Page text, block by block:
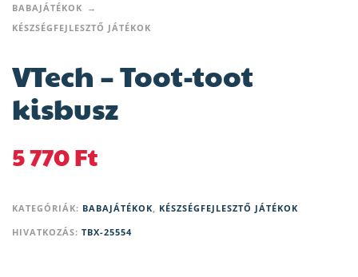
BABAJÁTÉKOK
KÉSZSÉGFEJLESZTŐ JÁTÉKOK
VTech – Toot-toot
kisbusz
5 770Ft
KATEGÓRIÁK: BABAJÁTÉKOK, KÉSZSÉGFEJLESZTŐ JÁTÉKOK
HIVATKOZÁS: TBX-25554